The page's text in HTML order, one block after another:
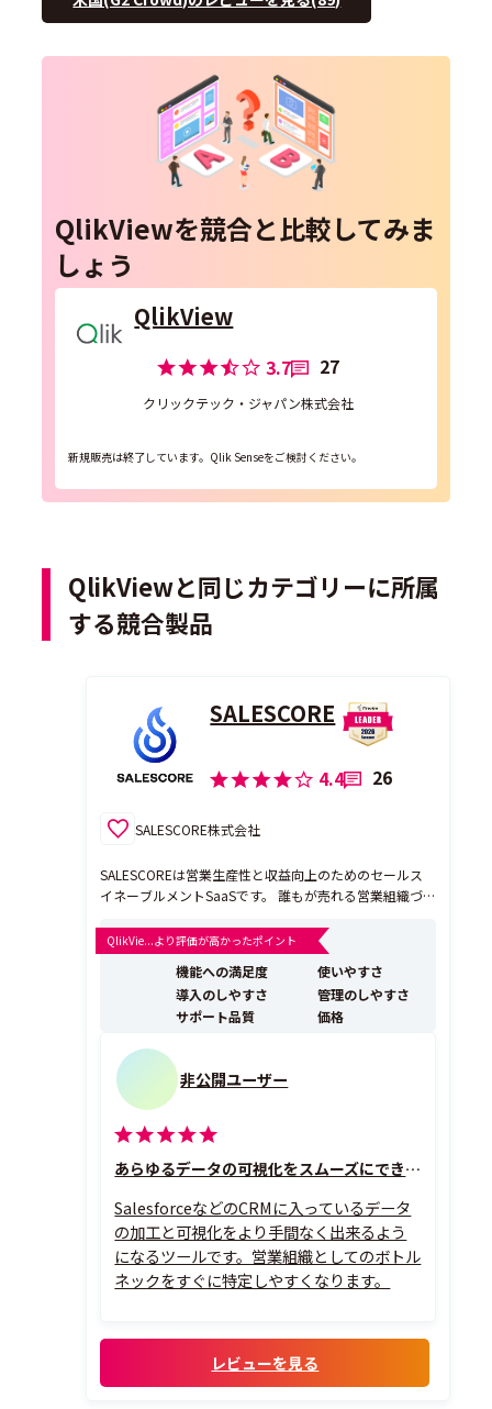
QlikViewを競合と比較してみま
しょう
QlikView
3.7 27
クリックテック・ジャパン株式会社
新規販売は終了しています。Qlik Senseをご検討ください。
QlikViewと同じカテゴリーに所属
する競合製品
SALESCORE
4.4 26
SALESCORE株式会社
SALESCOREは営業生産性と収益向上のためのセールス
イネーブルメントSaaSです。 誰もが売れる営業組織づ
点、ハイパフォーマーの特徴、営業組織に必要な情報を
一つのダッシュボード上で表現します。 【1. リアルタイ
ムで営業のKPI管理】 SFAの実績の...
QlikVie...より評価が高かったポイント
機能への満足度
使いやすさ
導入のしやすさ
管理のしやすさ
サポート品質
価格
非公開ユーザー
あらゆるデータの可視化をスムーズにできるツール
SalesforceなどのCRMに入っているデータ
の加工と可視化をより手間なく出来るよう
になるツールです。営業組織としてのボトル
ネックをすぐに特定しやすくなります。
レビューを見る